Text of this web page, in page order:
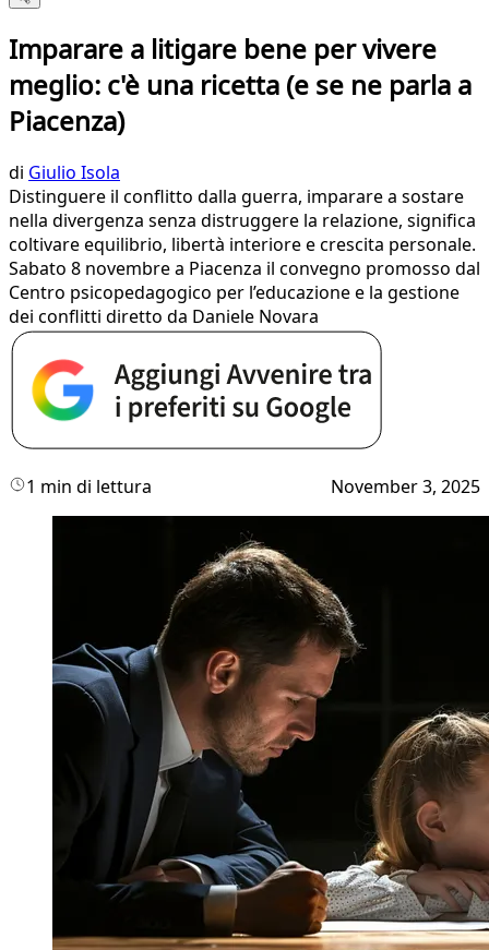
Imparare a litigare bene per vivere
meglio: c'è una ricetta (e se ne parla a
Piacenza)
di Giulio Isola
Distinguere il conflitto dalla guerra, imparare a sostare
nella divergenza senza distruggere la relazione, significa
coltivare equilibrio, libertà interiore e crescita personale.
Sabato 8 novembre a Piacenza il convegno promosso dal
Centro psicopedagogico per l’educazione e la gestione
dei conflitti diretto da Daniele Novara
1 min di lettura November 3, 2025